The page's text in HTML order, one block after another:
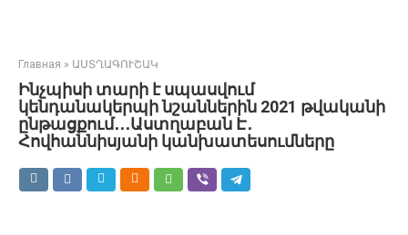
Главная » ԱՍՏՂԱԳՈՒՇԱԿ
Ինչպիսի տարի է սպասվում
կենդանակերպի նշաններին 2021 թվականի
ընթացքում․․․Աստղաբան Է․
Հովհաննիսյանի կանխատեսումները